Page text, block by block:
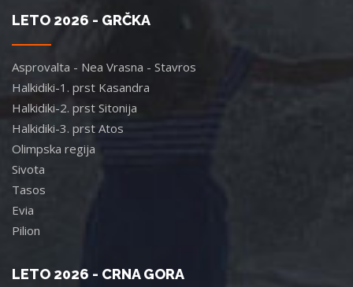
LETO 2026 - GRČKA
Asprovalta - Nea Vrasna - Stavros
Halkidiki-1. prst Kasandra
Halkidiki-2. prst Sitonija
Halkidiki-3. prst Atos
Olimpska regija
Sivota
Tasos
Evia
Pilion
LETO 2026 - CRNA GORA